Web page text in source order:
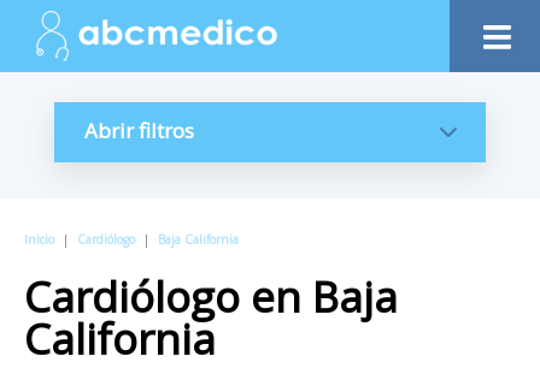
Abrir filtros
Inicio | Cardiólogo | Baja California
Cardiólogo en Baja
California